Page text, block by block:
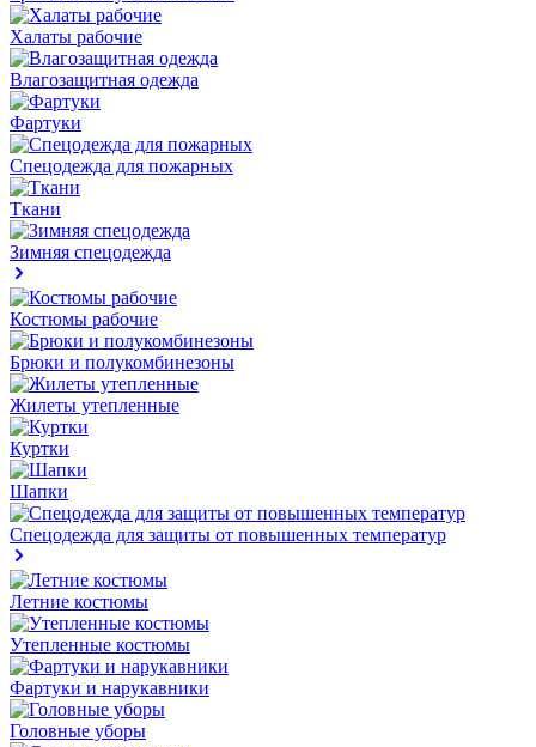
Халаты рабочие
Влагозащитная одежда
Фартуки
Спецодежда для пожарных
Ткани
Зимняя спецодежда
Костюмы рабочие
Брюки и полукомбинезоны
Жилеты утепленные
Куртки
Шапки
Спецодежда для защиты от повышенных температур
Летние костюмы
Утепленные костюмы
Фартуки и нарукавники
Головные уборы